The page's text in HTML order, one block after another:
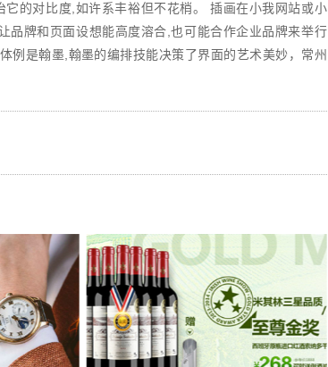
的对比度,如许系丰裕但不花梢。 插画在小我网站或小
品牌和页面设想能高度溶合,也可能合作企业品牌来举行
例是翰墨,翰墨的编排技能决策了界面的艺术美妙，常州